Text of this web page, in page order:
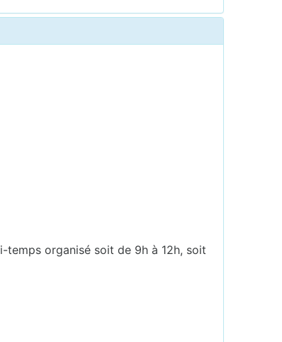
temps organisé soit de 9h à 12h, soit